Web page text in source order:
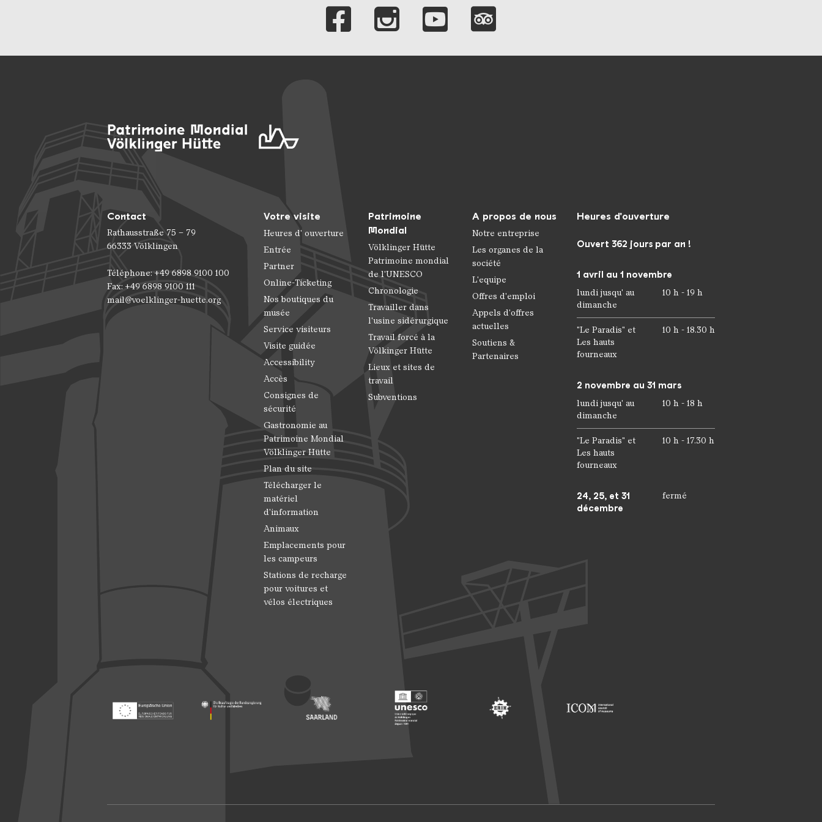
Liens vers nos canaux de médias
Contact
Rathausstraße 75 – 79
66333 Völklingen
Téléphone: +49 6898 9100 100
Fax: +49 6898 9100 111
mail@voelklinger-huette.org
Votre visite
Heures d' ouverture
Entrée
Partner
Online-Ticketing
Nos boutiques du
musée
Service visiteurs
Visite guidée
Accessibility
Accès
Consignes de
sécurité
Gastronomie au
Patrimoine Mondial
Völklinger Hütte
Plan du site
Télécharger le
matériel
d'information
Animaux
Emplacements pour
les campeurs
Stations de recharge
pour voitures et
vélos électriques
Patrimoine
Mondial
Völklinger Hütte
Patrimoine mondial
de l'UNESCO
Chronologie
Travailler dans
l'usine sidérurgique
Travail forcé à la
Völkinger Hütte
Lieux et sites de
travail
Subventions
A propos de nous
Notre entreprise
Les organes de la
société
L'equipe
Offres d'emploi
Appels d'offres
actuelles
Soutiens &
Partenaires
Heures d'ouverture
Ouvert 362 jours par an !
1 avril au 1 novembre
lundi jusqu' au
dimanche
10 h - 19 h
"Le Paradis" et
Les hauts
fourneaux
10 h - 18.30 h
2 novembre au 31 mars
lundi jusqu' au
dimanche
10 h - 18 h
"Le Paradis" et
Les hauts
fourneaux
10 h - 17.30 h
24, 25, et 31
décembre
fermé